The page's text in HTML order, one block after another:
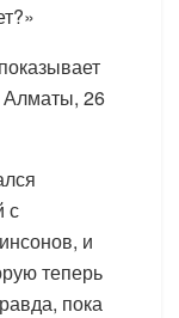
Алматы, 26
с
и
теперь
пока